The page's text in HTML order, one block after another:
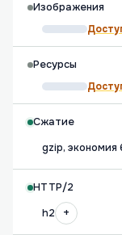
Изображения
Ресурсы
Сжатие
gzip, экономия
HTTP/2
h2
+